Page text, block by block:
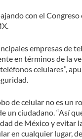
con el
empresas de
en términos de la
celulares”,
de celular no es un
un ciudadano. “Así
de México y evitar
en cualquier lugar,